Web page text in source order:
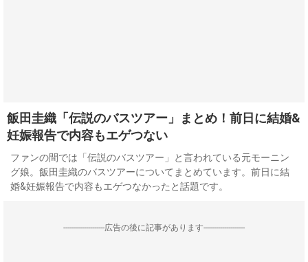
飯田圭織「伝説のバスツアー」まとめ！前日に結婚&
妊娠報告で内容もエゲつない
ファンの間では「伝説のバスツアー」と言われている元モーニン
グ娘。飯田圭織のバスツアーについてまとめています。前日に結
婚&妊娠報告で内容もエゲつなかったと話題です。
--------------------広告の後に記事があります--------------------